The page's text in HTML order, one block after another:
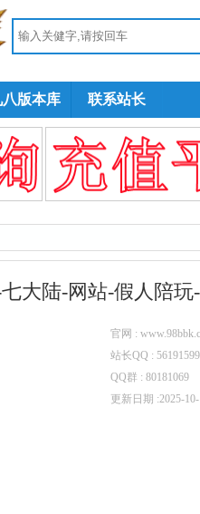
八版本库 联系站长
大陆-网站-假人陪
官网 :
站长QQ : 56191599
QQ群 : 80181069
更新日期 :2025-